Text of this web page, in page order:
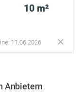
10 m²
11.06.2026
Anbietern